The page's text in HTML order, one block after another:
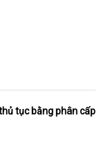
tục bằng phân cấp